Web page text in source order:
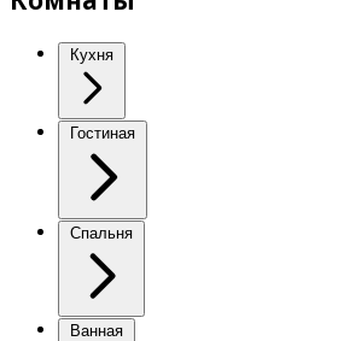
Кухня
Гостиная
Спальня
Ванная